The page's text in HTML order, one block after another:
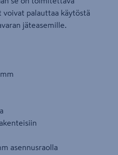
palauttaa käytöstä
jäteasemille.
asennusraolla